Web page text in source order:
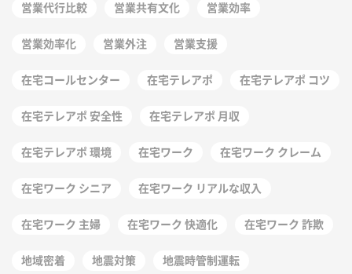
営業代行比較 営業共有文化 営業効率
営業効率化 営業外注 営業支援
在宅コールセンター 在宅テレアポ 在宅テレアポ コツ
在宅テレアポ 安全性 在宅テレアポ 月収
在宅テレアポ 環境 在宅ワーク 在宅ワーク クレーム
在宅ワーク シニア 在宅ワーク リアルな収入
在宅ワーク 主婦 在宅ワーク 快適化 在宅ワーク 詐欺
地域密着 地震対策 地震時管制運転